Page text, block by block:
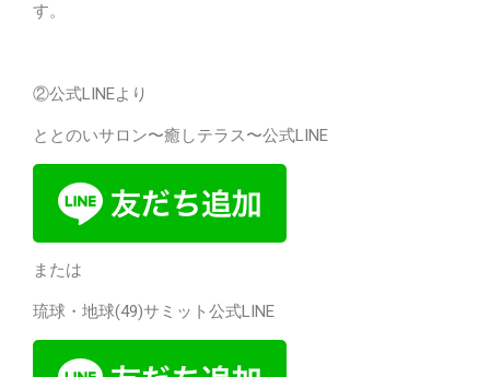
す。
②公式LINEより
ととのいサロン〜癒しテラス〜公式LINE
または
琉球・地球(49)サミット公式LINE